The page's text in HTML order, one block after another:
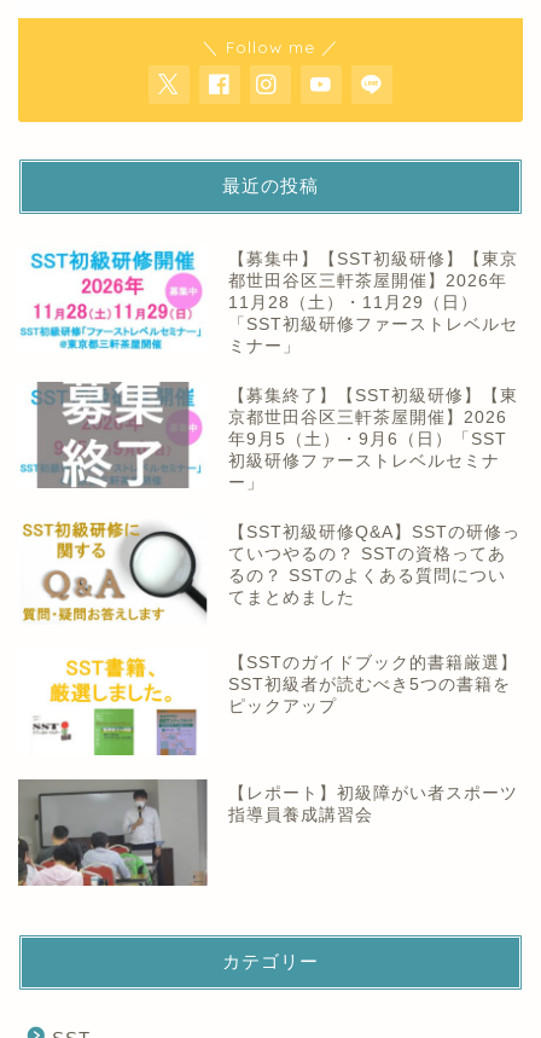
＼ Follow me ／
最近の投稿
【募集中】【SST初級研修】【東京
都世田谷区三軒茶屋開催】2026年
11月28（土）・11月29（日）
「SST初級研修ファーストレベルセ
ミナー」
【募集終了】【SST初級研修】【東
京都世田谷区三軒茶屋開催】2026
年9月5（土）・9月6（日）「SST
初級研修ファーストレベルセミナ
ー」
【SST初級研修Q&A】SSTの研修っ
ていつやるの？ SSTの資格ってあ
るの？ SSTのよくある質問につい
てまとめました
【SSTのガイドブック的書籍厳選】
SST初級者が読むべき5つの書籍を
ピックアップ
【レポート】初級障がい者スポーツ
指導員養成講習会
カテゴリー